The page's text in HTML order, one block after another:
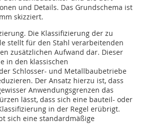
und Details. Das Grundschema ist
skizziert.
Die Klassifizierung der zu
stellt für den Stahl verarbeitenden
zusätzlichen Aufwand dar. Dieser
in den klassischen
Schlosser- und Metallbaubetriebe
Der Ansatz hierzu ist, dass
Anwendungsgrenzen das
lässt, dass sich eine bauteil- oder
in der Regel erübrigt.
sich eine standardmäßige